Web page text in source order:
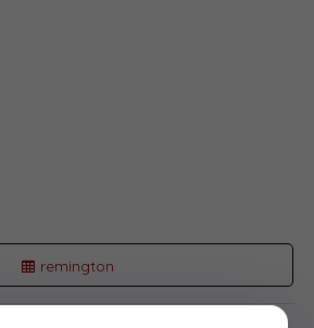
remington